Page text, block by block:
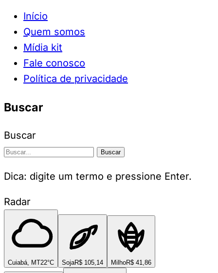
Início
Quem somos
Mídia kit
Fale conosco
Política de privacidade
Buscar
Buscar
Buscar
Dica: digite um termo e pressione Enter.
Radar
Cuiabá, MT22°C SojaR$ 105,14 MilhoR$ 41,86